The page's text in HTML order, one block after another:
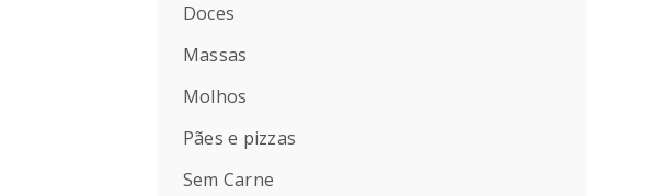
Doces
Massas
Molhos
Pães e pizzas
Sem Carne